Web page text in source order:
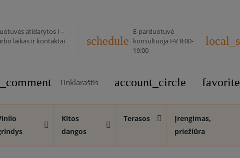
atidarytos I –
laikas ir kontaktai
schedule
E-parduotuvė
konsultuoja I-V 8:00-
19:00
Tinklaraštis account_circle
Kitos
dangos
Terasos
Įrengimas,
priežiūra